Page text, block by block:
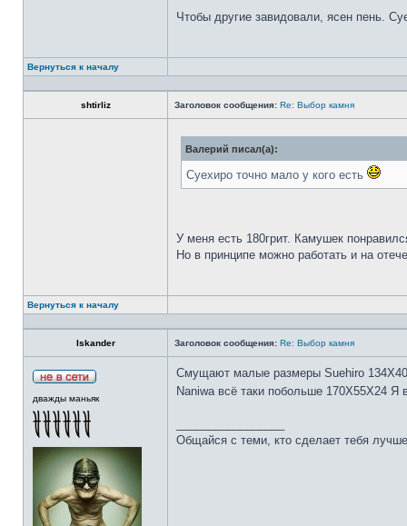
Чтобы другие завидовали, ясен пень.
Вернуться к началу
shtirliz Заголовок сообщения: Re: Выбор камня
Валерий писал(а):
Суехиро точно мало у кого есть
У меня есть 180грит. Камушек
Но в принципе можно работать и на
Вернуться к началу
Iskander Заголовок сообщения: Re: Выбор камня
дважды маньяк
Смущают малые размеры Suehiro
Naniwa всё таки побольше 170Х55Х24 Я
Общайся с теми, кто сделает тебя